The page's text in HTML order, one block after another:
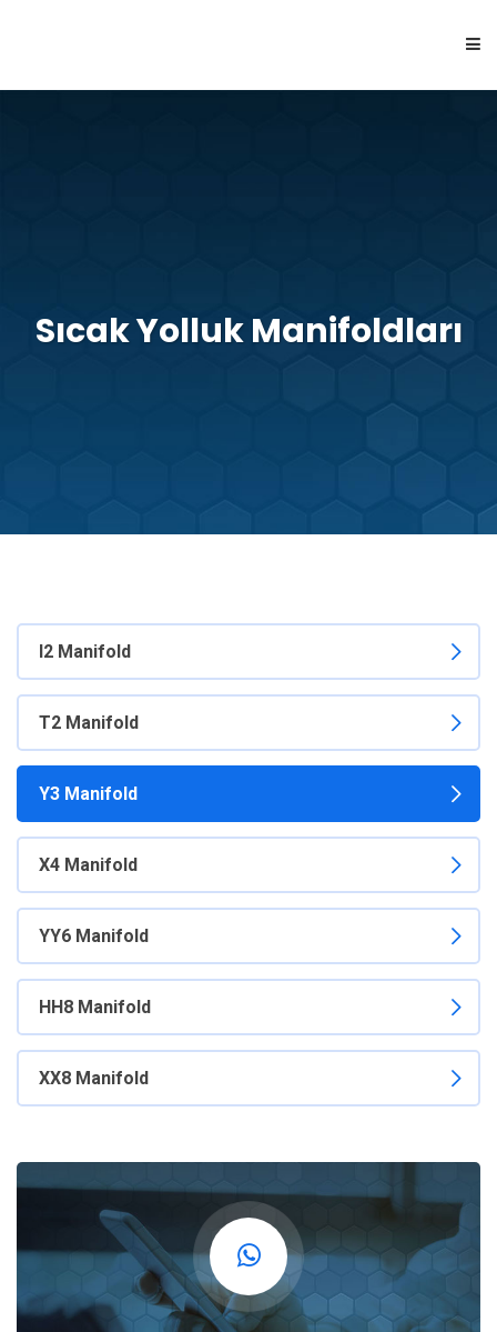
KABİLİYETLER
Sıcak Yolluk Manifoldları
I2 Manifold
T2 Manifold
Y3 Manifold
X4 Manifold
YY6 Manifold
HH8 Manifold
XX8 Manifold